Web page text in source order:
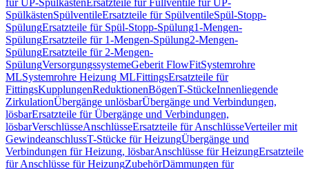
für UP-SpülkästenErsatzteile für Füllventile für UP-
SpülkästenSpülventileErsatzteile für SpülventileSpül-Stopp-
SpülungErsatzteile für Spül-Stopp-Spülung1-Mengen-
SpülungErsatzteile für 1-Mengen-Spülung2-Mengen-
SpülungErsatzteile für 2-Mengen-
SpülungVersorgungssystemeGeberit FlowFitSystemrohre
MLSystemrohre Heizung MLFittingsErsatzteile für
FittingsKupplungenReduktionenBögenT-StückeInnenliegende
ZirkulationÜbergänge unlösbarÜbergänge und Verbindungen,
lösbarErsatzteile für Übergänge und Verbindungen,
lösbarVerschlüsseAnschlüsseErsatzteile für AnschlüsseVerteiler mit
GewindeanschlussT-Stücke für HeizungÜbergänge und
Verbindungen für Heizung, lösbarAnschlüsse für HeizungErsatzteile
für Anschlüsse für HeizungZubehörDämmungen für